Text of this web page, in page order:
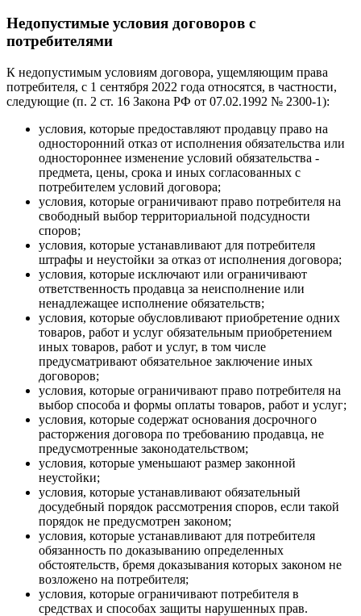
Недопустимые условия договоров с
потребителями
К недопустимым условиям договора, ущемляющим права
потребителя, с 1 сентября 2022 года относятся, в частности,
следующие (п. 2 ст. 16 Закона РФ от 07.02.1992 № 2300-1):
условия, которые предоставляют продавцу право на
односторонний отказ от исполнения обязательства или
одностороннее изменение условий обязательства -
предмета, цены, срока и иных согласованных с
потребителем условий договора;
условия, которые ограничивают право потребителя на
свободный выбор территориальной подсудности
споров;
условия, которые устанавливают для потребителя
штрафы и неустойки за отказ от исполнения договора;
условия, которые исключают или ограничивают
ответственность продавца за неисполнение или
ненадлежащее исполнение обязательств;
условия, которые обусловливают приобретение одних
товаров, работ и услуг обязательным приобретением
иных товаров, работ и услуг, в том числе
предусматривают обязательное заключение иных
договоров;
условия, которые ограничивают право потребителя на
выбор способа и формы оплаты товаров, работ и услуг;
условия, которые содержат основания досрочного
расторжения договора по требованию продавца, не
предусмотренные законодательством;
условия, которые уменьшают размер законной
неустойки;
условия, которые устанавливают обязательный
досудебный порядок рассмотрения споров, если такой
порядок не предусмотрен законом;
условия, которые устанавливают для потребителя
обязанность по доказыванию определенных
обстоятельств, бремя доказывания которых законом не
возложено на потребителя;
условия, которые ограничивают потребителя в
средствах и способах защиты нарушенных прав.